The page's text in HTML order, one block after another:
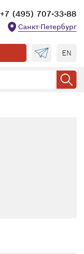
+7 (495) 707-33-88
Санкт-Петербург
EN